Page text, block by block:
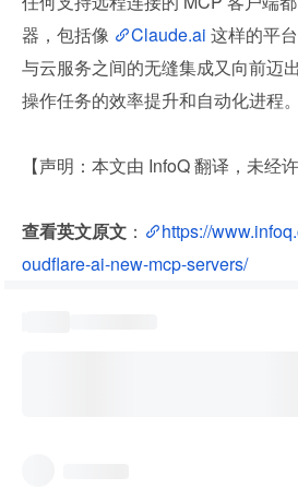
器，包括像
Claude.ai 这样的平
与云服务之间的无缝集成又向前迈
操作任务的效率提升和自动化进程。
【声明：本文由 InfoQ 翻译，未经
查看英文原文 ：
https://
oudflare-ai-new-mcp-servers/